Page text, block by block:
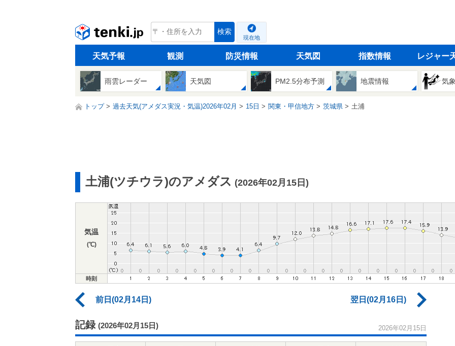
tenki.jp 検索
現在地
天気予報 観測 防災情報 天気図 指数情報 レジャー
雨雲レーダー 天気図 PM2.5分布予測 地震情報 気
トップ 過去天気(アメダス実況・気温)2026年02月 15日 関東・甲信地方 茨城県 土浦
土浦(ツチウラ)のアメダス (2026年02月15日)
気温
(℃)
時刻
前日(02月14日) 翌日(02月16日)
記録 (2026年02月15日) 2026年02月15日